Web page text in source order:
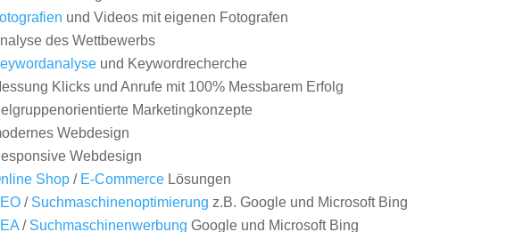
und Videos mit eigenen Fotografen
des Wettbewerbs
und Keywordrecherche
Klicks und Anrufe mit 100% Messbarem Erfolg
Marketingkonzepte
Webdesign
Webdesign
Shop/ E-CommerceLösungen
/ Suchmaschinenoptimierung z.B. Google und Microsoft Bing
/ Suchmaschinenwerbung Google und Microsoft Bing